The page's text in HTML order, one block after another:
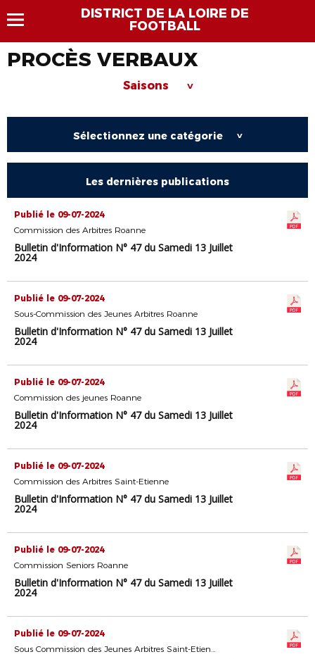
DISTRICT DE LA LOIRE DE
FOOTBALL
PROCÈS VERBAUX
Saisons >
Sélectionnez une catégorie >
Les dernières publications
Publié le 09-07-2024
Commission des Arbitres Roanne
Bulletin d'Information N° 47 du Samedi 13 Juillet
2024
Publié le 09-07-2024
Sous-Commission des Jeunes Arbitres Roanne
Bulletin d'Information N° 47 du Samedi 13 Juillet
2024
Publié le 09-07-2024
Commission des jeunes Roanne
Bulletin d'Information N° 47 du Samedi 13 Juillet
2024
Publié le 09-07-2024
Commission des Arbitres Saint-Etienne
Bulletin d'Information N° 47 du Samedi 13 Juillet
2024
Publié le 09-07-2024
Commission Seniors Roanne
Bulletin d'Information N° 47 du Samedi 13 Juillet
2024
Publié le 09-07-2024
Sous Commission des Jeunes Arbitres Saint-Etienne